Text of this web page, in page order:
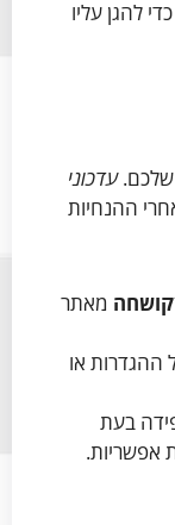
להגן עליו
עדכוני
ההנחיות
קושחה מאתר
ההגדרות או
בעת
אפשריות.